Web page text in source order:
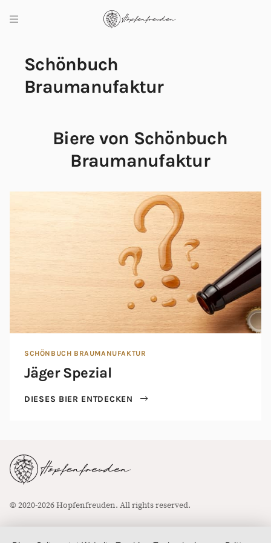
Schönbuch
Braumanufaktur
Biere von Schönbuch
Braumanufaktur
SCHÖNBUCH BRAUMANUFAKTUR
Jäger Spezial
DIESES BIER ENTDECKEN
© 2020-2026 Hopfenfreuden. All rights reserved.